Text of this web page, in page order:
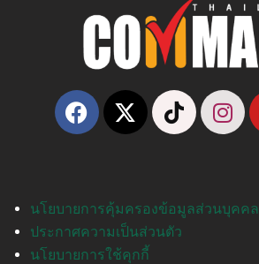
นโยบายการคุ้มครองข้อมูลส่วนบุคคล
ประกาศความเป็นส่วนตัว
นโยบายการใช้คุกกี้